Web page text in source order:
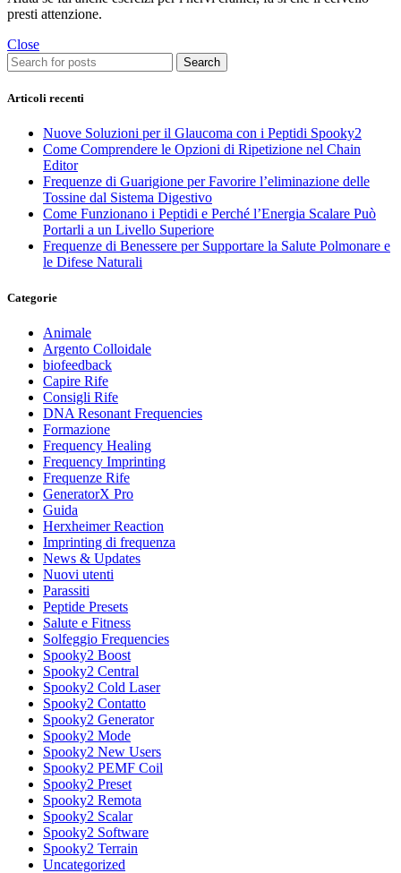
presti attenzione.
Close
Search
Articoli recenti
Nuove Soluzioni per il Glaucoma con i Peptidi Spooky2
Come Comprendere le Opzioni di Ripetizione nel Chain
Editor
Frequenze di Guarigione per Favorire l’eliminazione delle
Tossine dal Sistema Digestivo
Come Funzionano i Peptidi e Perché l’Energia Scalare Può
Portarli a un Livello Superiore
Frequenze di Benessere per Supportare la Salute Polmonare e
le Difese Naturali
Categorie
Animale
Argento Colloidale
biofeedback
Capire Rife
Consigli Rife
DNA Resonant Frequencies
Formazione
Frequency Healing
Frequency Imprinting
Frequenze Rife
GeneratorX Pro
Guida
Herxheimer Reaction
Imprinting di frequenza
News & Updates
Nuovi utenti
Parassiti
Peptide Presets
Salute e Fitness
Solfeggio Frequencies
Spooky2 Boost
Spooky2 Central
Spooky2 Cold Laser
Spooky2 Contatto
Spooky2 Generator
Spooky2 Mode
Spooky2 New Users
Spooky2 PEMF Coil
Spooky2 Preset
Spooky2 Remota
Spooky2 Scalar
Spooky2 Software
Spooky2 Terrain
Uncategorized